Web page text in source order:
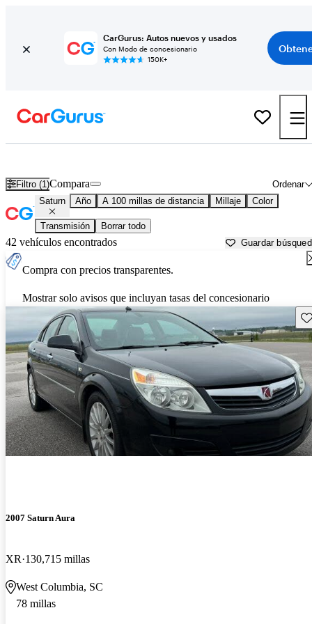
CarGurus: Autos nuevos y usados
Con Modo de concesionario
150K+
Filtro (1) Ordenar
Compara
Saturn Año A 100 millas de distancia Millaje Color
Transmisión Borrar todo
42 vehículos encontrados Guardar
Compra con precios transparentes.
Mostrar solo avisos que incluyan tasas del concesionario
2007 Saturn Aura
XR 130,715 millas
West Columbia, SC
78 millas